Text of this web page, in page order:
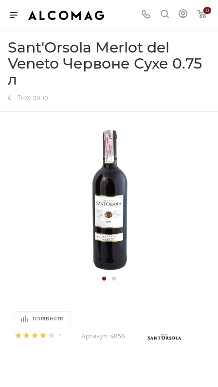
0
Sant'Orsola Merlot del
Veneto Червоне Сухе 0.75
л
Тихе вино
ПОРІВНЯТИ
1 Артикул: 4856